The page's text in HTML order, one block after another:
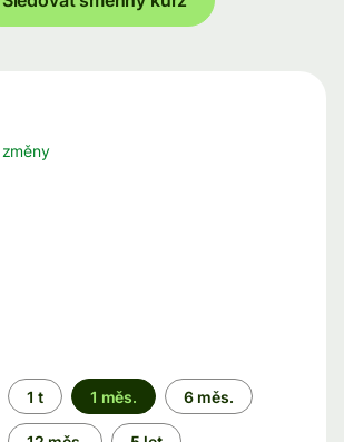
1 t 1 měs. 6 měs.